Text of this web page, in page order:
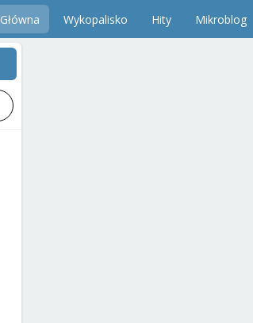
Główna Wykopalisko Hity Mikroblog